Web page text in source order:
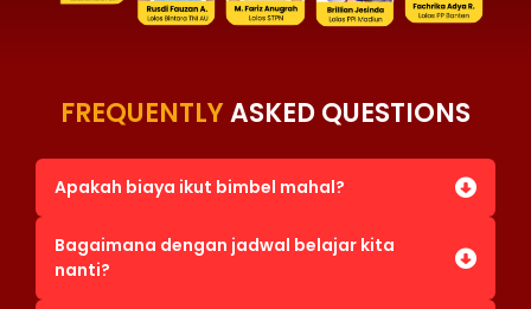
FREQUENTLYASKED QUESTIONS
Apakah biaya ikut bimbel mahal?
Bagaimana dengan jadwal belajar kita
nanti?